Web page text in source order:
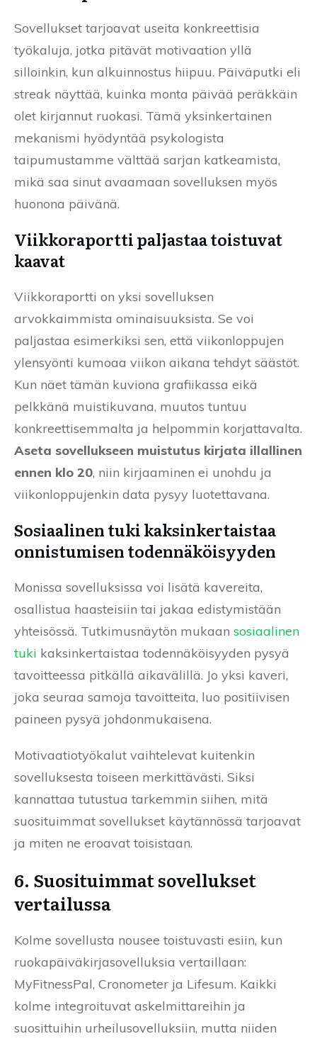
Sovellukset tarjoavat useita konkreettisia
työkaluja, jotka pitävät motivaation yllä
silloinkin, kun alkuinnostus hiipuu. Päiväputki eli
streak näyttää, kuinka monta päivää peräkkäin
olet kirjannut ruokasi. Tämä yksinkertainen
mekanismi hyödyntää psykologista
taipumustamme välttää sarjan katkeamista,
mikä saa sinut avaamaan sovelluksen myös
huonona päivänä.
Viikkoraportti paljastaa toistuvat
kaavat
Viikkoraportti on yksi sovelluksen
arvokkaimmista ominaisuuksista. Se voi
paljastaa esimerkiksi sen, että viikonloppujen
ylensyönti kumoaa viikon aikana tehdyt säästöt.
Kun näet tämän kuviona grafiikassa eikä
pelkkänä muistikuvana, muutos tuntuu
konkreettisemmalta ja helpommin korjattavalta.
Aseta sovellukseen muistutus kirjata illallinen
ennen klo 20, niin kirjaaminen ei unohdu ja
viikonloppujenkin data pysyy luotettavana.
Sosiaalinen tuki kaksinkertaistaa
onnistumisen todennäköisyyden
Monissa sovelluksissa voi lisätä kavereita,
osallistua haasteisiin tai jakaa edistymistään
yhteisössä. Tutkimusnäytön mukaan sosiaalinen
tuki kaksinkertaistaa todennäköisyyden pysyä
tavoitteessa pitkällä aikavälillä. Jo yksi kaveri,
joka seuraa samoja tavoitteita, luo positiivisen
paineen pysyä johdonmukaisena.
Motivaatiotyökalut vaihtelevat kuitenkin
sovelluksesta toiseen merkittävästi. Siksi
kannattaa tutustua tarkemmin siihen, mitä
suosituimmat sovellukset käytännössä tarjoavat
ja miten ne eroavat toisistaan.
6. Suosituimmat sovellukset
vertailussa
Kolme sovellusta nousee toistuvasti esiin, kun
ruokapäiväkirjasovelluksia vertaillaan:
MyFitnessPal, Cronometer ja Lifesum. Kaikki
kolme integroituvat askelmittareihin ja
suosittuihin urheilusovelluksiin, mutta niiden